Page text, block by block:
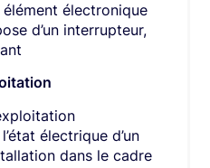
élément électronique
d’un interrupteur,
électrique d’un
dans le cadre